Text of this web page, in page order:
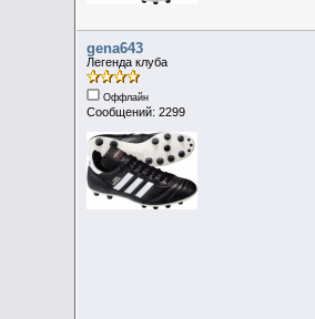
gena643
Легенда клуба
Оффлайн
Сообщений: 2299